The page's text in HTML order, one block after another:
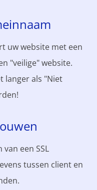
uw website met een
"veilige" website.
langer als "Niet
een SSL
tussen client en